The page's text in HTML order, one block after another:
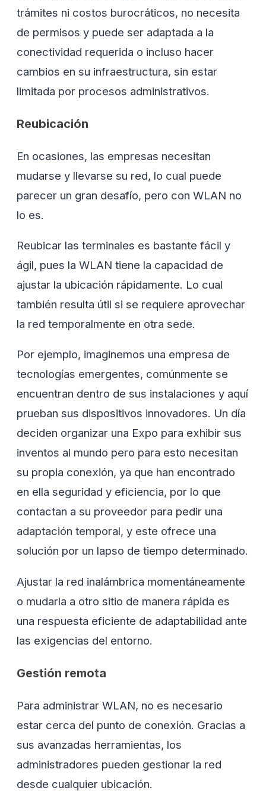
trámites ni costos burocráticos, no necesita
de permisos y puede ser adaptada a la
conectividad requerida o incluso hacer
cambios en su infraestructura, sin estar
limitada por procesos administrativos.
Reubicación
En ocasiones, las empresas necesitan
mudarse y llevarse su red, lo cual puede
parecer un gran desafío, pero con WLAN no
lo es.
Reubicar las terminales es bastante fácil y
ágil, pues la WLAN tiene la capacidad de
ajustar la ubicación rápidamente. Lo cual
también resulta útil si se requiere aprovechar
la red temporalmente en otra sede.
Por ejemplo, imaginemos una empresa de
tecnologías emergentes, comúnmente se
encuentran dentro de sus instalaciones y aquí
prueban sus dispositivos innovadores. Un día
deciden organizar una Expo para exhibir sus
inventos al mundo pero para esto necesitan
su propia conexión, ya que han encontrado
en ella seguridad y eficiencia, por lo que
contactan a su proveedor para pedir una
adaptación temporal, y este ofrece una
solución por un lapso de tiempo determinado.
Ajustar la red inalámbrica momentáneamente
o mudarla a otro sitio de manera rápida es
una respuesta eficiente de adaptabilidad ante
las exigencias del entorno.
Gestión remota
Para administrar WLAN, no es necesario
estar cerca del punto de conexión. Gracias a
sus avanzadas herramientas, los
administradores pueden gestionar la red
desde cualquier ubicación.